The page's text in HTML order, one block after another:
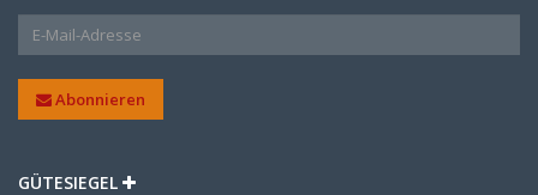
Abonnieren
GÜTESIEGEL